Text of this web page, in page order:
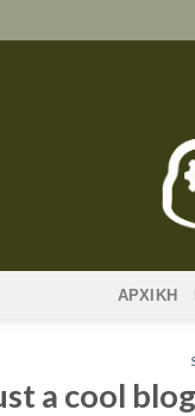
ΑΡΧΙΚΗ
a cool